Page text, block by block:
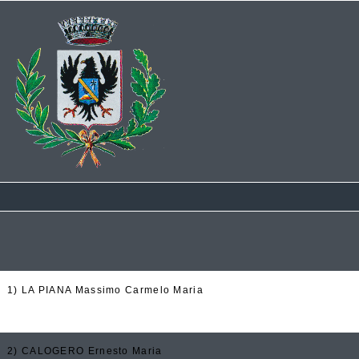
1) LA PIANA Massimo Carmelo Maria
2) CALOGERO Ernesto Maria